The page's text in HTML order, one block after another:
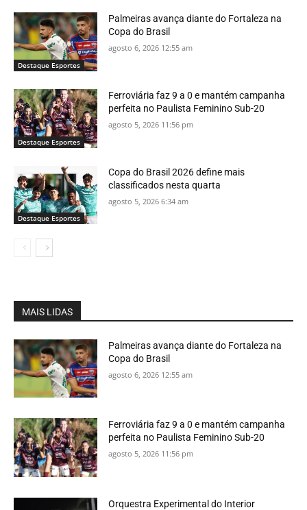
Destaque Esportes
Palmeiras avança diante do Fortaleza na
Copa do Brasil
agosto 6, 2026 12:55 am
Destaque Esportes
Ferroviária faz 9 a 0 e mantém campanha
perfeita no Paulista Feminino Sub-20
agosto 5, 2026 11:56 pm
Destaque Esportes
Copa do Brasil 2026 define mais
classificados nesta quarta
agosto 5, 2026 6:34 am
MAIS LIDAS
Palmeiras avança diante do Fortaleza na
Copa do Brasil
agosto 6, 2026 12:55 am
Ferroviária faz 9 a 0 e mantém campanha
perfeita no Paulista Feminino Sub-20
agosto 5, 2026 11:56 pm
Orquestra Experimental do Interior